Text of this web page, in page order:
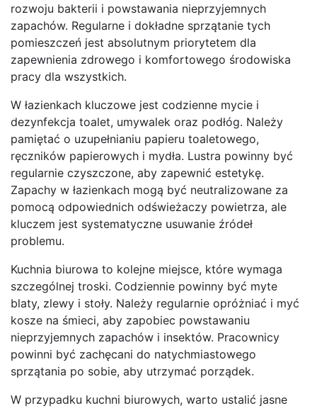
rozwoju bakterii i powstawania nieprzyjemnych
zapachów. Regularne i dokładne sprzątanie tych
pomieszczeń jest absolutnym priorytetem dla
zapewnienia zdrowego i komfortowego środowiska
pracy dla wszystkich.
W łazienkach kluczowe jest codzienne mycie i
dezynfekcja toalet, umywalek oraz podłóg. Należy
pamiętać o uzupełnianiu papieru toaletowego,
ręczników papierowych i mydła. Lustra powinny być
regularnie czyszczone, aby zapewnić estetykę.
Zapachy w łazienkach mogą być neutralizowane za
pomocą odpowiednich odświeżaczy powietrza, ale
kluczem jest systematyczne usuwanie źródeł
problemu.
Kuchnia biurowa to kolejne miejsce, które wymaga
szczególnej troski. Codziennie powinny być myte
blaty, zlewy i stoły. Należy regularnie opróżniać i myć
kosze na śmieci, aby zapobiec powstawaniu
nieprzyjemnych zapachów i insektów. Pracownicy
powinni być zachęcani do natychmiastowego
sprzątania po sobie, aby utrzymać porządek.
W przypadku kuchni biurowych, warto ustalić jasne